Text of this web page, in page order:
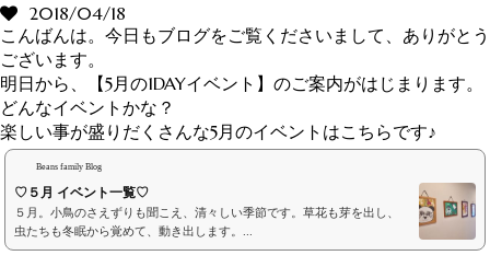
2018/04/18
こんばんは。今日もブログをご覧くださいまして、ありがとう
ございます。
明日から、【5月の1DAYイベント】のご案内がはじまります。
どんなイベントかな？
楽しい事が盛りだくさんな5月のイベントはこちらです♪
Beans family Blog
♡５月 イベント一覧♡
５月。小鳥のさえずりも聞こえ、清々しい季節です。草花も芽を出し、
虫たちも冬眠から覚めて、動き出します。...